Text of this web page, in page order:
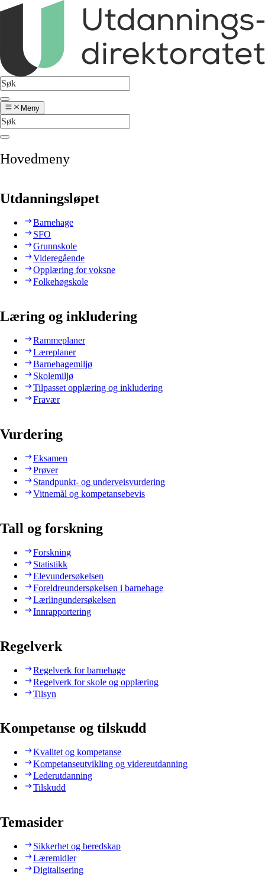
Meny
Hovedmeny
Utdanningsløpet
Barnehage
SFO
Grunnskole
Videregående
Opplæring for voksne
Folkehøgskole
Læring og inkludering
Rammeplaner
Læreplaner
Barnehagemiljø
Skolemiljø
Tilpasset opplæring og inkludering
Fravær
Vurdering
Eksamen
Prøver
Standpunkt- og underveisvurdering
Vitnemål og kompetansebevis
Tall og forskning
Forskning
Statistikk
Elevundersøkelsen
Foreldreundersøkelsen i barnehage
Lærlingundersøkelsen
Innrapportering
Regelverk
Regelverk for barnehage
Regelverk for skole og opplæring
Tilsyn
Kompetanse og tilskudd
Kvalitet og kompetanse
Kompetanseutvikling og videreutdanning
Lederutdanning
Tilskudd
Temasider
Sikkerhet og beredskap
Læremidler
Digitalisering